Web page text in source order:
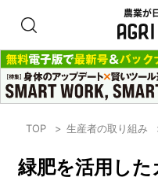
TOP 生産者の取り組み
緑肥を活用し